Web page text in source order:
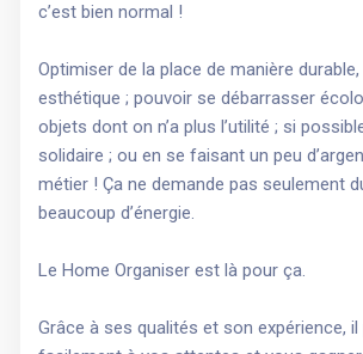
c’est bien normal !
Optimiser de la place de manière
esthétique ; pouvoir se débarrasser
objets dont on n’a plus l’utilité ; si
solidaire ; ou en se faisant un peu
métier ! Ça ne demande pas seulement
beaucoup d’énergie.
Le Home Organiser est là pour ça.
Grâce à ses qualités et son expérience,